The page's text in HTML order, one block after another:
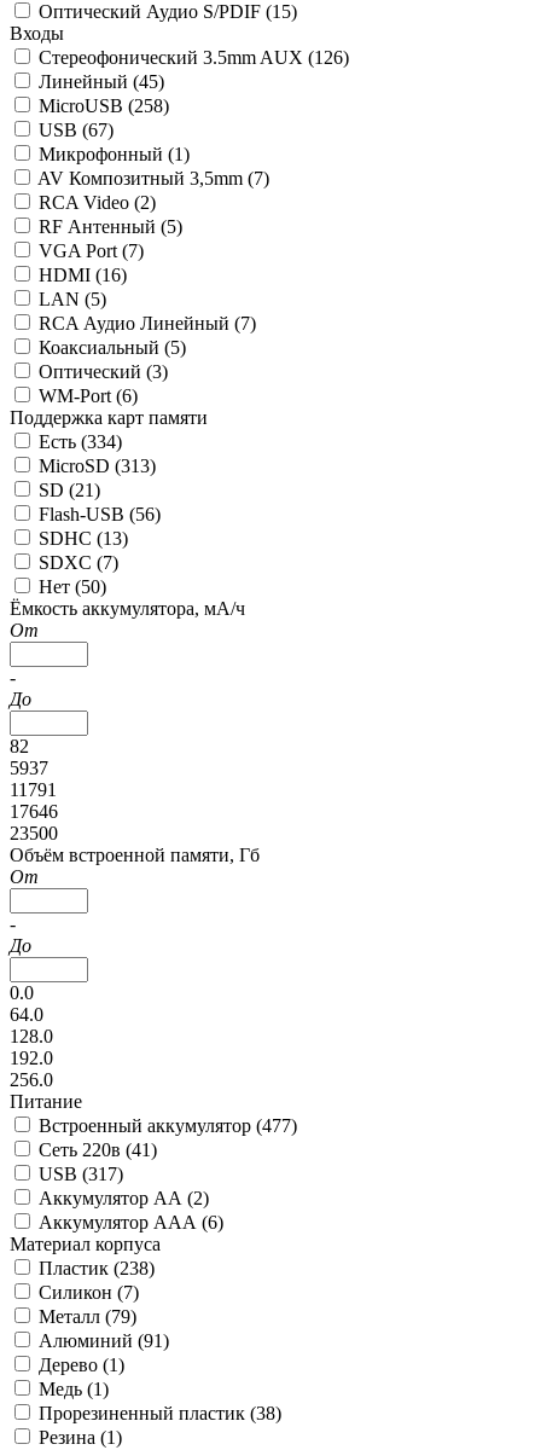
Оптический Аудио S/PDIF (15)
Входы
Стереофонический 3.5mm AUX (126)
Линейный (45)
MicroUSB (258)
USB (67)
Микрофонный (1)
AV Композитный 3,5mm (7)
RCA Video (2)
RF Антенный (5)
VGA Port (7)
HDMI (16)
LAN (5)
RCA Аудио Линейный (7)
Коаксиальный (5)
Оптический (3)
WM-Port (6)
Поддержка карт памяти
Есть (334)
MicroSD (313)
SD (21)
Flash-USB (56)
SDHC (13)
SDXC (7)
Нет (50)
Ёмкость аккумулятора, мА/ч
От
-
До
82
5937
11791
17646
23500
Объём встроенной памяти, Гб
От
-
До
0.0
64.0
128.0
192.0
256.0
Питание
Встроенный аккумулятор (477)
Сеть 220в (41)
USB (317)
Аккумулятор АА (2)
Аккумулятор ААА (6)
Материал корпуса
Пластик (238)
Силикон (7)
Металл (79)
Алюминий (91)
Дерево (1)
Медь (1)
Прорезиненный пластик (38)
Резина (1)